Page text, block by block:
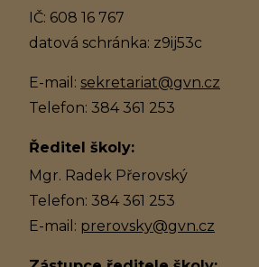
IČ: 608 16 767
datová schránka: z9ij53c
E-mail: sekretariat@gvn.cz
Telefon: 384 361 253
Ředitel školy:
Mgr. Radek Přerovský
Telefon: 384 361 253
E-mail: prerovsky@gvn.cz